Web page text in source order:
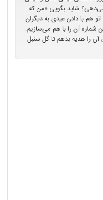
شاید بگویی «من که
هم با دادن عیدی به دیگران
شماره آن را با هم می‌سازیم.
را هدیه بدهم تا گل سنبل